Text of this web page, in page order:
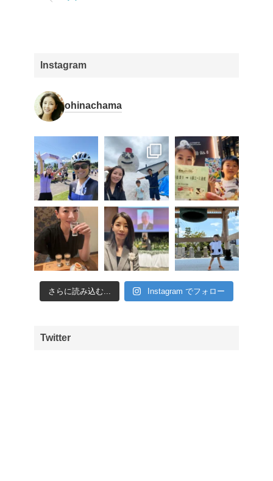
Instagram
ohinachama
さらに読み込む... Instagram でフォロー
Twitter